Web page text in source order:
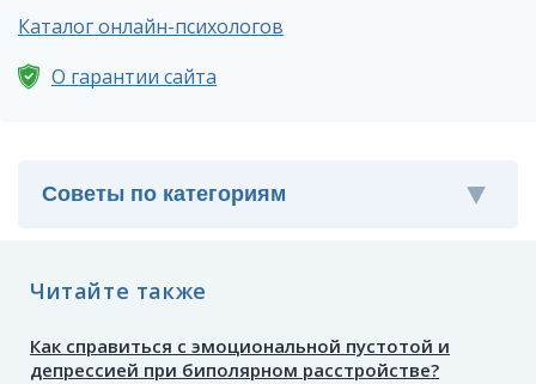
Каталог онлайн-психологов
О гарантии сайта
Читайте также
Как справиться с эмоциональной пустотой и
депрессией при биполярном расстройстве?